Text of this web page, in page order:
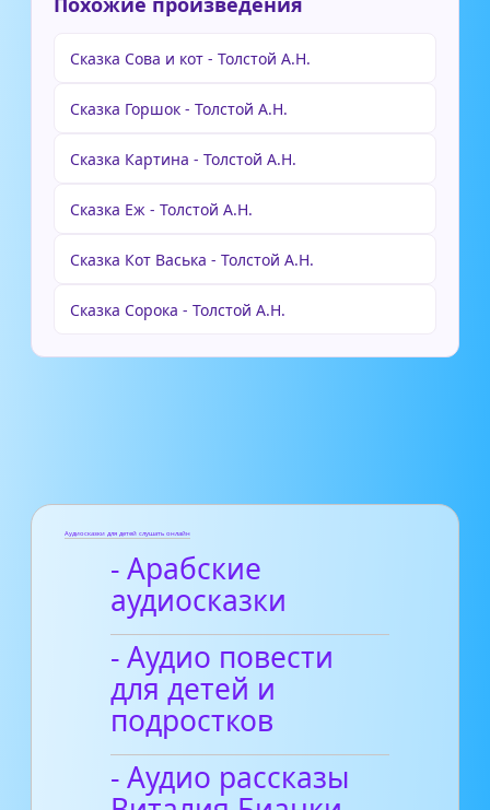
Сказка Сова и кот - Толстой А.Н.
Сказка Горшок - Толстой А.Н.
Сказка Картина - Толстой А.Н.
Сказка Еж - Толстой А.Н.
Сказка Кот Васька - Толстой А.Н.
Сказка Сорока - Толстой А.Н.
Аудиосказки для детей слушать онлайн
- Арабские
аудиосказки
- Аудио повести
для детей и
подростков
- Аудио рассказы